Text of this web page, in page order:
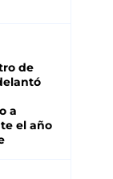
de
a
el año